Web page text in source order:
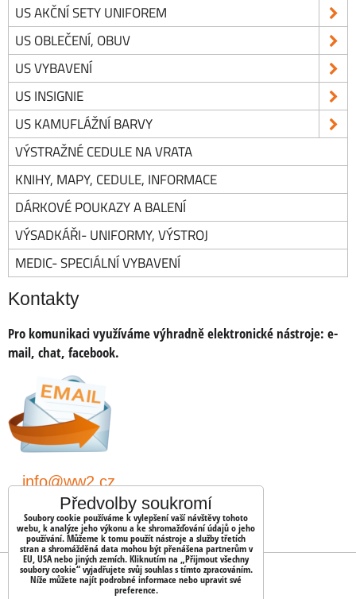
US AKČNÍ SETY UNIFOREM
US OBLEČENÍ, OBUV
US VYBAVENÍ
US INSIGNIE
US KAMUFLÁŽNÍ BARVY
VÝSTRAŽNÉ CEDULE NA VRATA
KNIHY, MAPY, CEDULE, INFORMACE
DÁRKOVÉ POUKAZY A BALENÍ
VÝSADKÁŘI- UNIFORMY, VÝSTROJ
MEDIC- SPECIÁLNÍ VYBAVENÍ
Kontakty
Pro komunikaci využíváme výhradně elektronické nástroje: e-
mail, chat, facebook.
info@ww2.cz
shopww2/
OBJEDNÁVKY
Předvolby soukromí
Soubory cookie používáme k vylepšení vaší návštěvy tohoto
webu, k analýze jeho výkonu a ke shromažďování údajů o jeho
používání. Můžeme k tomu použít nástroje a služby třetích
stran a shromážděná data mohou být přenášena partnerům v
EU, USA nebo jiných zemích. Kliknutím na „Přijmout všechny
soubory cookie“ vyjadřujete svůj souhlas s tímto zpracováním.
Níže můžete najít podrobné informace nebo upravit své
preference.